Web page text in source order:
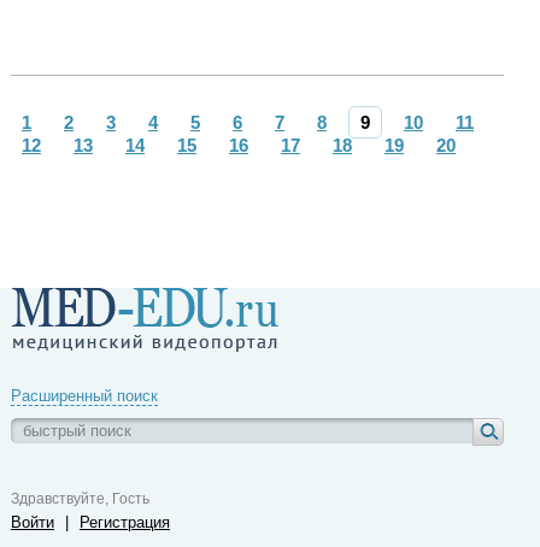
1 2 3 4 5 6 7 8 9 10
11
12
13 14 15 16 17 18 19 20
Расширенный поиск
Здравствуйте, Гость
Войти Регистрация